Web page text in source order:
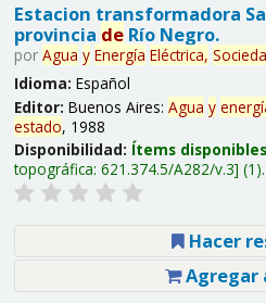
Estacion transformadora
provincia deRío Negro.
por Agua y Energía Eléctrica,
Idioma: Español
Editor: Buenos Aires: Agua y
estado, 1988
Disponibilidad: Ítems
topográfica: 621.374.5/A282/v.3 (1).
Hacer
Agregar